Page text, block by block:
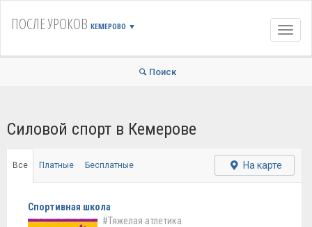
ПОСЛЕ УРОКОВ КЕМЕРОВО ▼
Поиск
Силовой спорт в Кемерове
Все Платные Бесплатные На карте
Спортивная школа
#Тяжелая атлетика